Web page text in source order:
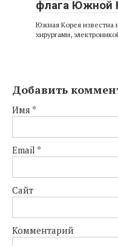
флага Южной
Южная Корея известна
хирургами,
Добавить
Имя *
Email *
Сайт
Комментарий